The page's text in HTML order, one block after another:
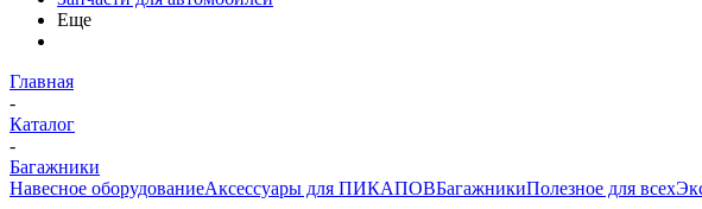
Еще
Главная
-
Каталог
-
Багажники
Навесное оборудованиеАксессуары для ПИКАПОВБагажникиПолезное для всех